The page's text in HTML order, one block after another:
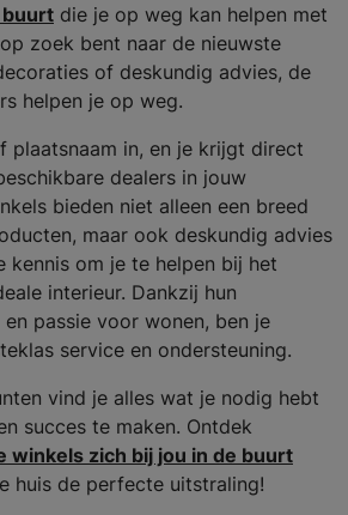
buurt die je op weg kan helpen met
zoek bent naar de nieuwste
of deskundig advies, de
helpen je op weg.
plaatsnaam in, en je krijgt direct
dealers in jouw
bieden niet alleen een breed
maar ook deskundig advies
kennis om je te helpen bij het
interieur. Dankzij hun
passie voor wonen, ben je
service en ondersteuning.
vind je alles wat je nodig hebt
succes te maken. Ontdek
winkels zich bij jou in de buurt
huis de perfecte uitstraling!